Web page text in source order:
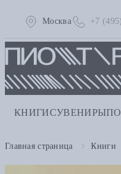
Москва +7
КНИГИСУВЕНИРЫ
Главная страница Книги